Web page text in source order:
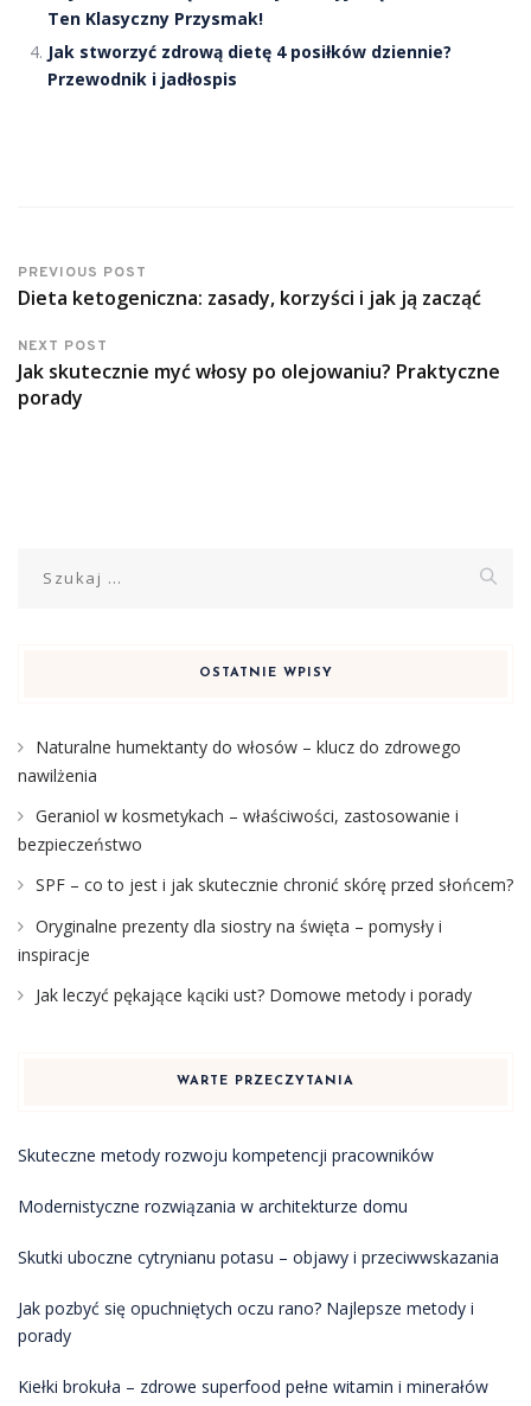
Ten Klasyczny Przysmak!
Jak stworzyć zdrową dietę 4 posiłków dziennie?
Przewodnik i jadłospis
PREVIOUS POST
Dieta ketogeniczna: zasady, korzyści i jak ją zacząć
NEXT POST
Jak skutecznie myć włosy po olejowaniu? Praktyczne
porady
OSTATNIE WPISY
Naturalne humektanty do włosów – klucz do zdrowego
nawilżenia
Geraniol w kosmetykach – właściwości, zastosowanie i
bezpieczeństwo
SPF – co to jest i jak skutecznie chronić skórę przed słońcem?
Oryginalne prezenty dla siostry na święta – pomysły i
inspiracje
Jak leczyć pękające kąciki ust? Domowe metody i porady
WARTE PRZECZYTANIA
Skuteczne metody rozwoju kompetencji pracowników
Modernistyczne rozwiązania w architekturze domu
Skutki uboczne cytrynianu potasu – objawy i przeciwwskazania
Jak pozbyć się opuchniętych oczu rano? Najlepsze metody i
porady
Kiełki brokuła – zdrowe superfood pełne witamin i minerałów